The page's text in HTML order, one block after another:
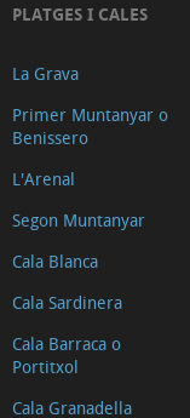
PLATGES I CALES
La Grava
Primer Muntanyar o
Benissero
L'Arenal
Segon Muntanyar
Cala Blanca
Cala Sardinera
Cala Barraca o
Portitxol
Cala Granadella